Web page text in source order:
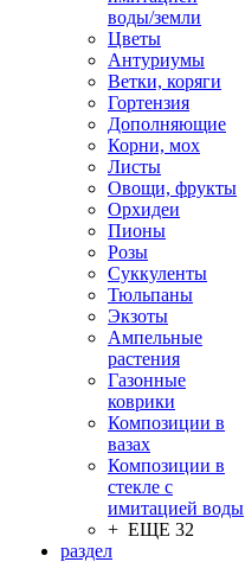
воды/земли
Цветы
Антуриумы
Ветки, коряги
Гортензия
Дополняющие
Корни, мох
Листы
Овощи, фрукты
Орхидеи
Пионы
Розы
Суккуленты
Тюльпаны
Экзоты
Ампельные
растения
Газонные
коврики
Композиции в
вазах
Композиции в
стекле с
имитацией воды
+ ЕЩЕ 32
раздел